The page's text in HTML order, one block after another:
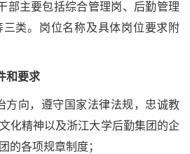
部主要包括综合管理岗、后勤管理
类。岗位名称及具体岗位要求附
和要求
方向，遵守国家法律法规，忠诚教
化精神以及浙江大学后勤集团的企
的各项规章制度；